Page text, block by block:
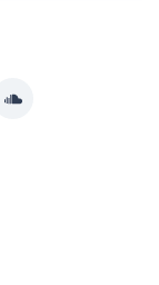
Soundcloud